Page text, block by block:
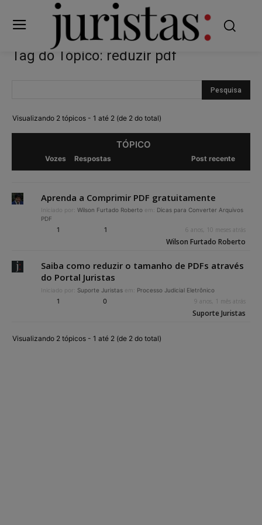
Tag do Tópico: reduzir pdf
Visualizando 2 tópicos - 1 até 2 (de 2 do total)
TÓPICO
Vozes Respostas Post recente
Aprenda a Comprimir PDF gratuitamente
Iniciado por: Wilson Furtado Roberto em: Dicas para Converter Arquivos
PDF
1 1 6 anos, 10 meses atrás
Wilson Furtado Roberto
Saiba como reduzir o tamanho de PDFs através
do Portal Juristas
Iniciado por: Suporte Juristas em: Processo Judicial Eletrônico
1 0 9 anos, 1 mês atrás
Suporte Juristas
Visualizando 2 tópicos - 1 até 2 (de 2 do total)